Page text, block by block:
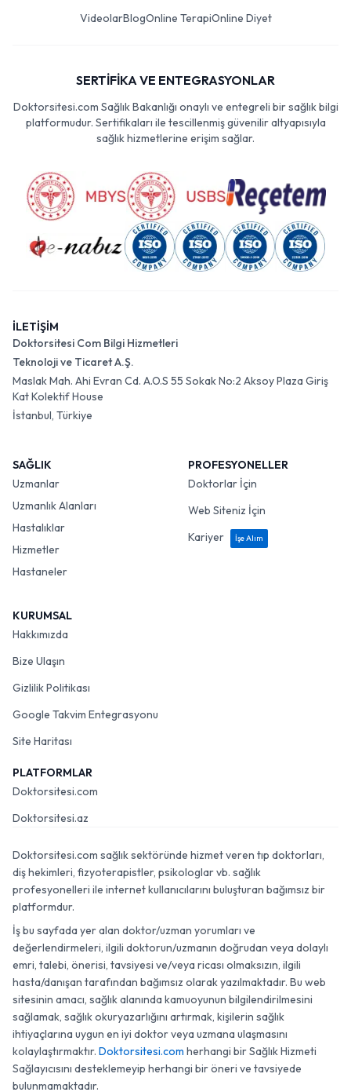
VideolarBlogOnline TerapiOnline Diyet
SERTİFİKA VE ENTEGRASYONLAR
Doktorsitesi.com Sağlık Bakanlığı onaylı ve entegreli bir sağlık bilgi
platformudur. Sertifikaları ile tescillenmiş güvenilir altyapısıyla
sağlık hizmetlerine erişim sağlar.
İLETİŞİM
Doktorsitesi Com Bilgi Hizmetleri
Teknoloji ve Ticaret A.Ş.
Maslak Mah. Ahi Evran Cd. A.O.S 55 Sokak No:2 Aksoy Plaza Giriş
Kat Kolektif House
İstanbul, Türkiye
SAĞLIK
Uzmanlar
Uzmanlık Alanları
Hastalıklar
Hizmetler
Hastaneler
PROFESYONELLER
Doktorlar İçin
Web Siteniz İçin
Kariyer
İşe Alım
KURUMSAL
Hakkımızda
Bize Ulaşın
Gizlilik Politikası
Google Takvim Entegrasyonu
Site Haritası
PLATFORMLAR
Doktorsitesi.com
Doktorsitesi.az
Doktorsitesi.com sağlık sektöründe hizmet veren tıp doktorları,
diş hekimleri, fizyoterapistler, psikologlar vb. sağlık
profesyonelleri ile internet kullanıcılarını buluşturan bağımsız bir
platformdur.
İş bu sayfada yer alan doktor/uzman yorumları ve
değerlendirmeleri, ilgili doktorun/uzmanın doğrudan veya dolaylı
emri, talebi, önerisi, tavsiyesi ve/veya ricası olmaksızın, ilgili
hasta/danışan tarafından bağımsız olarak yazılmaktadır. Bu web
sitesinin amacı, sağlık alanında kamuoyunun bilgilendirilmesini
sağlamak, sağlık okuryazarlığını artırmak, kişilerin sağlık
ihtiyaçlarına uygun en iyi doktor veya uzmana ulaşmasını
kolaylaştırmaktır. Doktorsitesi.com herhangi bir Sağlık Hizmeti
Sağlayıcısını desteklemeyip herhangi bir öneri ve tavsiyede
bulunmamaktadır.